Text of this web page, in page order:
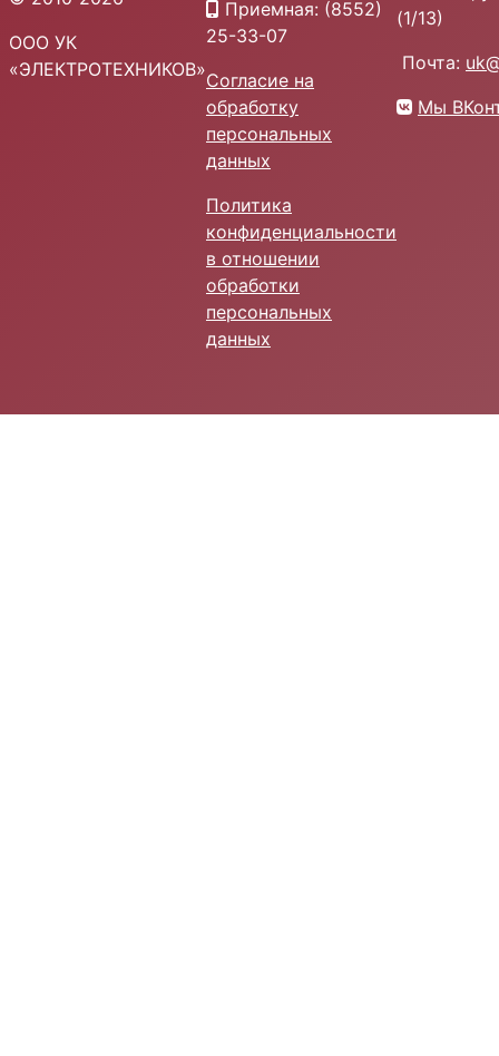
ООО УК
«ЭЛЕКТРОТЕХНИКОВ»
Приемная: (8552)
25-33-07
Согласие на
обработку
персональных
данных
Политика
конфиденциальности
в отношении
обработки
персональных
данных
(1/13)
Почта:
Мы